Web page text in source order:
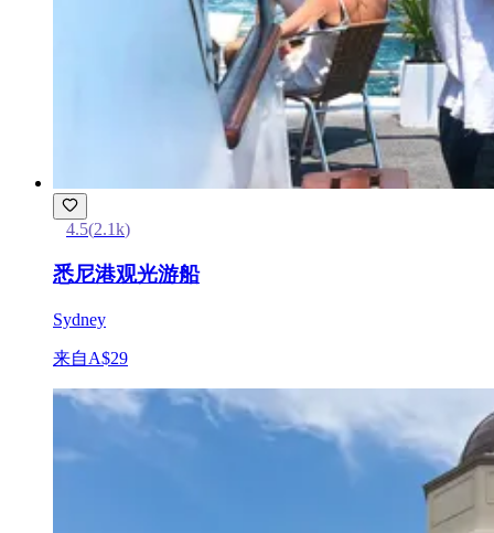
4.5(2.1k)
悉尼港观光游船
Sydney
来自A$29